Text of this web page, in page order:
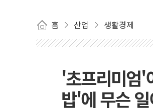
홈 산업 생활경제
'초프리미엄'
밥'에 무슨